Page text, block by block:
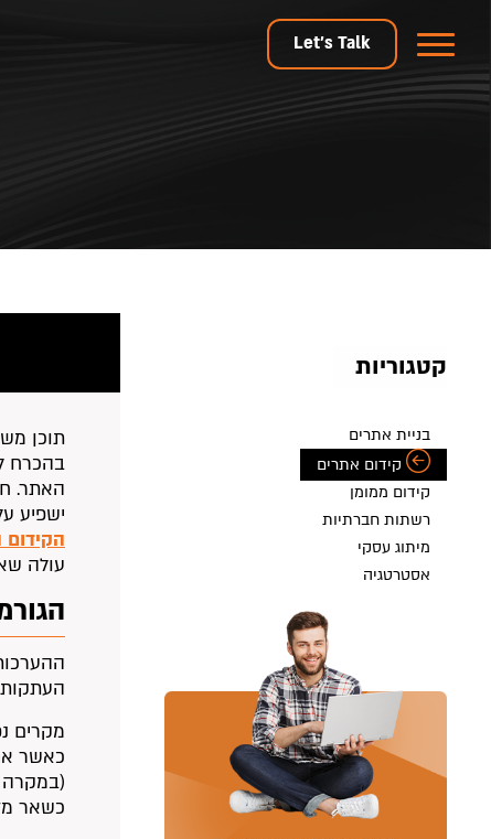
Let's Talk
קטגוריות
בניית אתרים
קידום אתרים
קידום ממומן
רשתות חברתיות
מיתוג עסקי
אסטרטגיה
בהכרח
האתר.
ישפיע
הקידום
עולה
מקרים
כאשר
(במקרה
כשאר